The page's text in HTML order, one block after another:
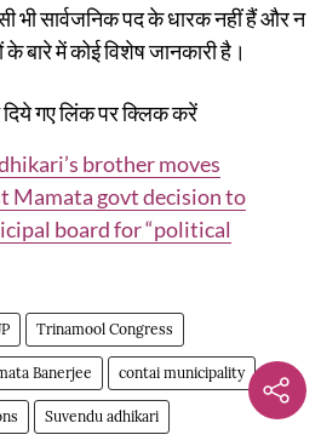
भी सार्वजनिक पद के धारक नहीं हैं और न
के बारे में कोई विशेष जानकारी है।
गए लिंक पर क्लिक करें
brother moves
Mamata govt decision to
board for “political
Trinamool Congress
Banerjee contai municipality
Suvendu adhikari